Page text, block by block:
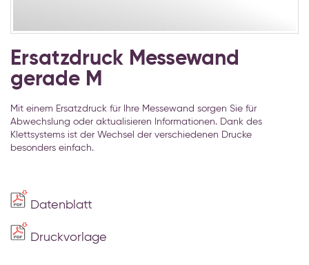
Anfang
der
Bildgalerie
Ersatzdruck Messewand
gerade M
Mit einem Ersatzdruck für Ihre Messewand sorgen Sie für
Abwechslung oder aktualisieren Informationen. Dank des
Klettsystems ist der Wechsel der verschiedenen Drucke
besonders einfach.
Datenblatt
Druckvorlage